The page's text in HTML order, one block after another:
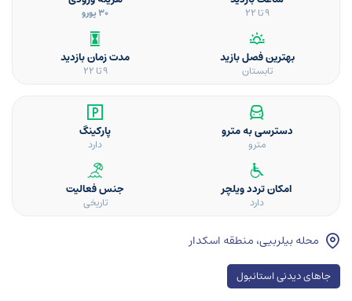
9 تا 22 30 یورو
بهترین فصل بازید
تابستان
مدت زمان بازدید
9 تا 22
دسترسی به مترو
مترو
پارکینگ
دارد
امکان تردد ویلچر
دارد
جنس فعالیت
تاریخی
محله بیلربیی، منطقه اسکدار
جاهای دیدنی استانبول